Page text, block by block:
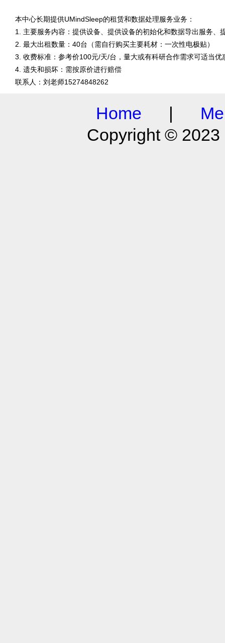
本中心长期提供UMindSleep的租赁和数据处理服务业务：
1. 主要服务内容：提供设备、提供设备的初始化和数据导出服务、
2. 最大出租数量：40台（需自行购买主要耗材：一次性电极贴）
3. 收费标准：参考价100元/天/台，量大或有科研合作需求可适当优
4. 遗失和损坏：需按原价进行赔偿
联系人：刘老师15274848262
Home |
Copyright © 2023